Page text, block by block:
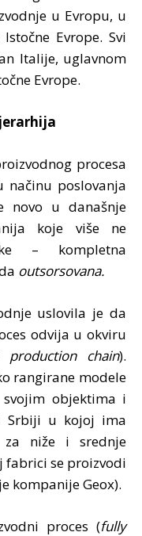
u Evropu, u
Evrope. Svi
Italije, uglavnom
Evrope.
procesa
poslovanja
novo u današnje
koje više ne
– kompletna
outsorsovana.
uslovila je da
odvija u okviru
chain).
rangirane modele
objektima i
Srbiji u kojoj ima
za niže i srednje
fabrici se proizvodi
kompanije Geox).
proces (fully